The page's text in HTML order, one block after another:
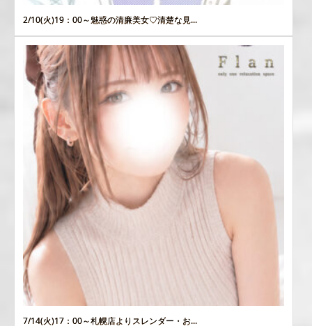
2/10(火)19：00～魅惑の清廉美女♡清楚な見...
7/14(火)17：00～札幌店よりスレンダー・お...